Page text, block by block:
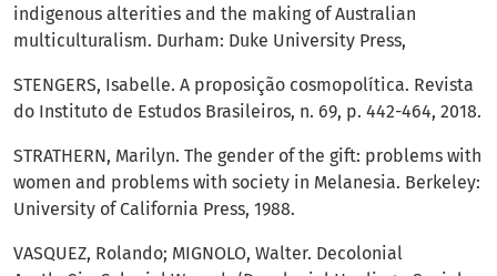
indigenous alterities and the making of Australian
multiculturalism. Durham: Duke University Press,
STENGERS, Isabelle. A proposição cosmopolítica. Revista
do Instituto de Estudos Brasileiros, n. 69, p. 442-464, 2018.
STRATHERN, Marilyn. The gender of the gift: problems with
women and problems with society in Melanesia. Berkeley:
University of California Press, 1988.
VASQUEZ, Rolando; MIGNOLO, Walter. Decolonial